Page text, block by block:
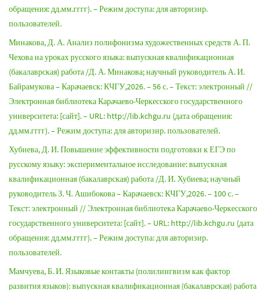
обращения: дд.мм.гггг). – Режим доступа: для авторизир.
пользователей.
Минакова, Д. А. Анализ полифонизма художественных средств А. П.
Чехова на уроках русского языка: выпускная квалификационная
(бакалаврская) работа /Д. А. Минакова; научный руководитель А. И.
Байрамукова – Карачаевск: КЧГУ,2026. – 56 с. – Текст: электронный //
Электронная библиотека Карачаево-Черкесского государственного
университета: [сайт]. – URL: http://lib.kchgu.ru (дата обращения:
дд.мм.гггг). – Режим доступа: для авторизир. пользователей.
Хубиева, Д. И. Повышение эффективности подготовки к ЕГЭ по
русскому языку: экспериментальное исследование: выпускная
квалификационная (бакалаврская) работа /Д. И. Хубиева; научный
руководитель З. Ч. Ашибокова – Карачаевск: КЧГУ,2026. – 100 с. –
Текст: электронный // Электронная библиотека Карачаево-Черкесского
государственного университета: [сайт]. – URL: http://lib.kchgu.ru (дата
обращения: дд.мм.гггг). – Режим доступа: для авторизир.
пользователей.
Мамчуева, Б. И. Языковые контакты (полилингвизм как фактор
развития языков): выпускная квалификационная (бакалаврская) работа